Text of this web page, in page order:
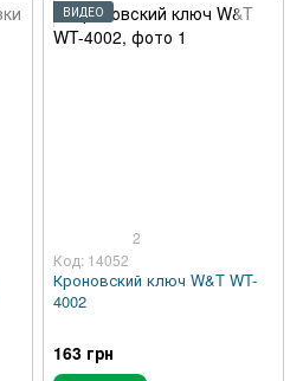
ВИДЕО
2
Код: 14052
Кроновский ключ W&T WT-
4002
163 грн